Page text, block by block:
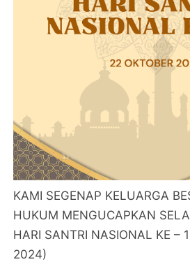
KAMI SEGENAP KELUARGA
HUKUM MENGUCAPKAN
HARI SANTRI NASIONAL KE –
2024)